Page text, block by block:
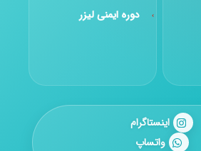
دوره ایمنی لیزر
اینستاگرام
واتساپ